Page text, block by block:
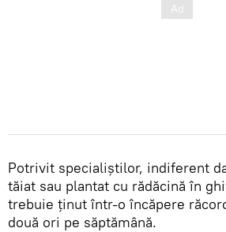
Potrivit specialiștilor, indiferent
tăiat sau plantat cu rădăcină în
trebuie ținut într-o încăpere
două ori pe săptămână.